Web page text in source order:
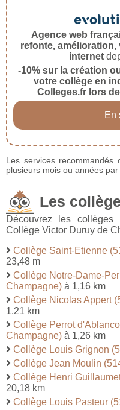
Agence web
refonte,
internet
-10% sur la création
votre collège en
Colleges.fr lors
En
Les services
plusieurs mois ou années
Les
Découvrez les
Collège Victor Duruy de
Collège Saint-Etienne
23,48 m
Collège Notre-Dame-
Champagne) à 1,16 km
Collège Nicolas Appert
1,21 km
Collège Perrot
Champagne) à 1,26 km
Collège Louis Grignon
Collège Jean Moulin
Collège Henri
20,18 km
Collège Louis Pasteur